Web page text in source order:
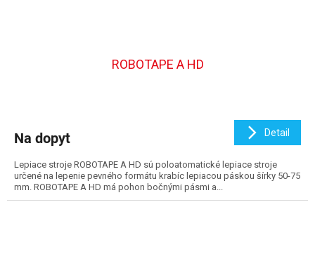
ROBOTAPE A HD
Na dopyt Detail
Lepiace stroje ROBOTAPE A HD sú poloatomatické lepiace stroje
určené na lepenie pevného formátu krabíc lepiacou páskou šírky 50-75
mm. ROBOTAPE A HD má pohon bočnými pásmi a...